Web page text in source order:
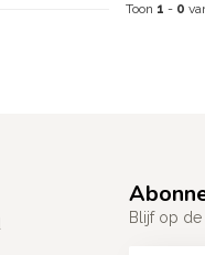
Toon 1 - 0
Blijf op